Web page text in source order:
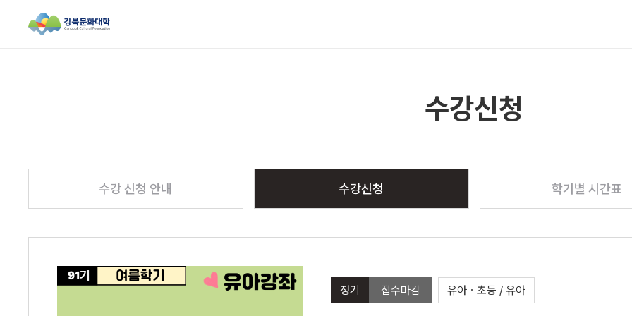
수강신청
수강 신청 안내 수강신청 학기별 시간표
정기 접수마감 유아ㆍ초등 / 유아